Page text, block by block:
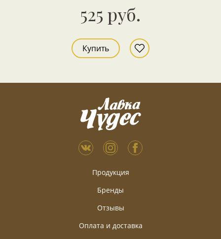
525 руб.
Купить
Продукция
Бренды
Отзывы
Оплата и доставка